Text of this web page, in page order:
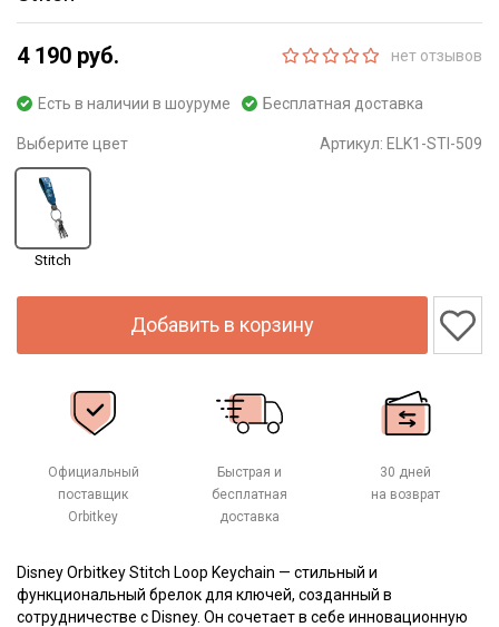
4 190 руб. нет отзывов
Есть в наличии в шоуруме Бесплатная доставка
Выберите цвет Артикул: ELK1-STI-509
Stitch
Добавить в корзину
Официальный
поставщик
Orbitkey
Быстрая и
бесплатная
доставка
30 дней
на возврат
Disney Orbitkey Stitch Loop Keychain — стильный и
функциональный брелок для ключей, созданный в
сотрудничестве с Disney. Он сочетает в себе инновационную